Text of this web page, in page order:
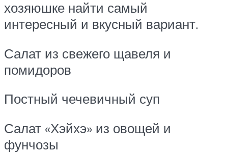
хозяюшке найти самый
интересный и вкусный вариант.
Салат из свежего щавеля и
помидоров
Постный чечевичный суп
Салат «Хэйхэ» из овощей и
фунчозы